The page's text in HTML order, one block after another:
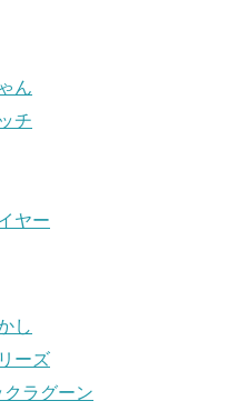
ん
チ
ヤー
し
ーズ
ラグーン